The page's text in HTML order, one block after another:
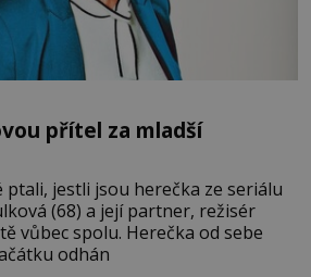
přítel za mladší
ptali, jestli jsou herečka ze seriálu
(68) a její partner, režisér
Herečka od sebe
odhán